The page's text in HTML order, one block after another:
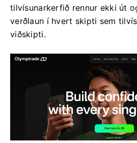
tilvísunarkerfið rennur ekki út
verðlaun í hvert skipti sem
viðskipti.